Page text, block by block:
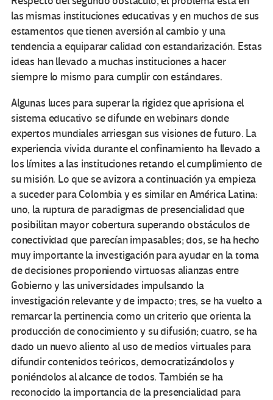
las mismas instituciones educativas y en muchos de sus
estamentos que tienen aversión al cambio y una
tendencia a equiparar calidad con estandarización. Estas
ideas han llevado a muchas instituciones a hacer
siempre lo mismo para cumplir con estándares.
Algunas luces para superar la rigidez que aprisiona el
sistema educativo se difunde en webinars donde
expertos mundiales arriesgan sus visiones de futuro. La
experiencia vivida durante el confinamiento ha llevado a
los límites a las instituciones retando el cumplimiento de
su misión. Lo que se avizora a continuación ya empieza
a suceder para Colombia y es similar en América Latina:
uno, la ruptura de paradigmas de presencialidad que
posibilitan mayor cobertura superando obstáculos de
conectividad que parecían impasables; dos, se ha hecho
muy importante la investigación para ayudar en la toma
de decisiones proponiendo virtuosas alianzas entre
Gobierno y las universidades impulsando la
investigación relevante y de impacto; tres, se ha vuelto a
remarcar la pertinencia como un criterio que orienta la
producción de conocimiento y su difusión; cuatro, se ha
dado un nuevo aliento al uso de medios virtuales para
difundir contenidos teóricos, democratizándolos y
poniéndolos al alcance de todos. También se ha
reconocido la importancia de la presencialidad para